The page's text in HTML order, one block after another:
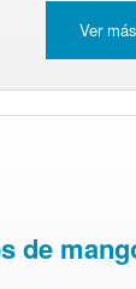
Ver más
de